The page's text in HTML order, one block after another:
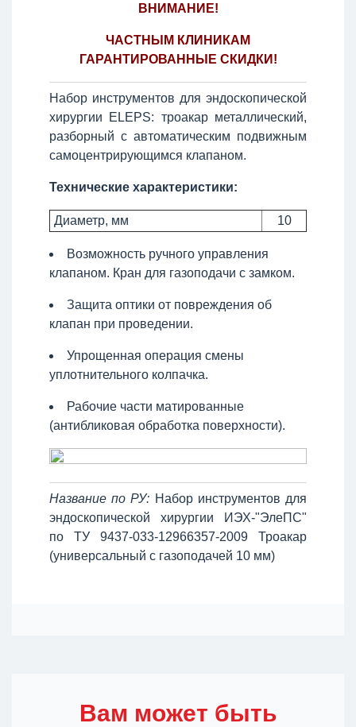
ВНИМАНИЕ!
ЧАСТНЫМ КЛИНИКАМ
ГАРАНТИРОВАННЫЕ СКИДКИ!
Набор инструментов для эндоскопической
хирургии ELEPS: троакар металлический,
разборный с автоматическим подвижным
самоцентрирующимся клапаном.
Технические характеристики:
Диаметр, мм 10
Возможность ручного управления
клапаном. Кран для газоподачи с замком.
Защита оптики от повреждения об
клапан при проведении.
Упрощенная операция смены
уплотнительного колпачка.
Рабочие части матированные
(антибликовая обработка поверхности).
Название по РУ: Набор инструментов для
эндоскопической хирургии ИЭХ-"ЭлеПС"
по ТУ 9437-033-12966357-2009 Троакар
(универсальный с газоподачей 10 мм)
Вам может быть